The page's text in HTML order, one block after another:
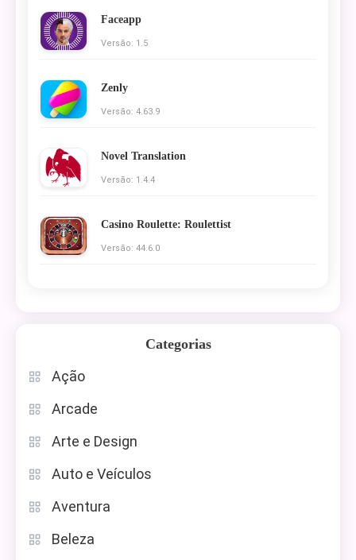
Faceapp
Versão: 1.5
Zenly
Versão: 4.63.9
Novel Translation
Versão: 1.4.4
Casino Roulette: Roulettist
Versão: 44.6.0
Categorias
Ação
Arcade
Arte e Design
Auto e Veículos
Aventura
Beleza